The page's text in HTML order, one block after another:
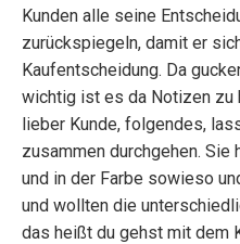
Kunden alle seine
zurückspiegeln, damit er
Kaufentscheidung. Da
wichtig ist es da Notizen zu
lieber Kunde, folgendes,
zusammen durchgehen.
und in der Farbe sowieso
und wollten die
das heißt du gehst mit dem